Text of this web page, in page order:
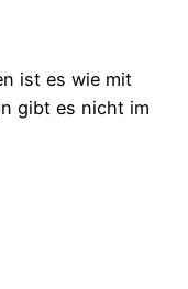
ist es wie mit
gibt es nicht im